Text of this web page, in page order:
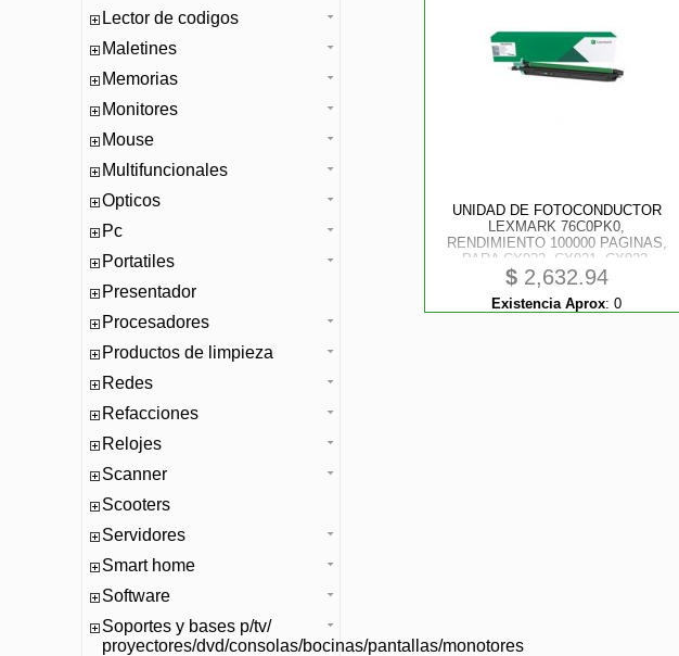
Lector de codigos
Maletines
Memorias
Monitores
Mouse
Multifuncionales
Opticos
Pc
Portatiles
Presentador
Procesadores
Productos de limpieza
Redes
Refacciones
Relojes
Scanner
Scooters
Servidores
Smart home
Software
Soportes y bases p/tv/
proyectores/dvd/consolas/bocinas/pantallas/monotores
UNIDAD DE FOTOCONDUCTOR
LEXMARK 76C0PK0,
RENDIMIENTO 100000 PAGINAS,
PARA CX922, CX921, CX923,
CS921, CS923
$2,632.94
Existencia Aprox: 0